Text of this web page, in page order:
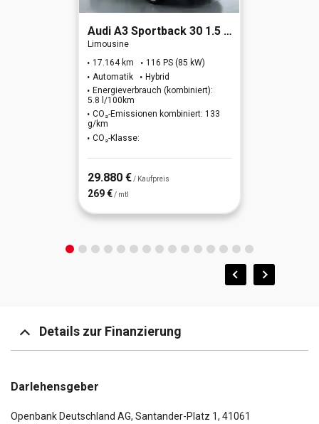
Fensterheber elektrisch vorn, mit Auf-/Ab-Automatik
Freisprecheinrichtung Bluetooth
Getriebe für Elektrofahrzeug
Spurhalteassistent
Warnsystem (LDWS, Lane Departure Warning System)
Sitzheizung vorn
USB-Anschluss + AUX-IN-Anschluss
Wärmepumpe für Heizungs-/Klimaanlage
Audi A3 Sportback 30 1.5 TFSI (MHEV) S line
Limousine
17.164 km
116 PS (85 kW)
Automatik
Hybrid
Energieverbrauch (kombiniert):
5.8 l/100km
CO₂-Emissionen kombiniert: 133
g/km
CO₂-Klasse:
29.880 € / Kaufpreis
269 € / mtl
Details zur Finanzierung
Darlehensgeber
Openbank Deutschland AG, Santander-Platz 1, 41061